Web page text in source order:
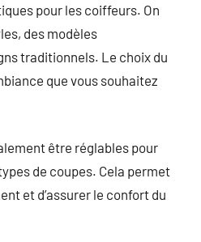
pour les coiffeurs. On
des modèles
traditionnels. Le choix du
que vous souhaitez
être réglables pour
de coupes. Cela permet
et d’assurer le confort du